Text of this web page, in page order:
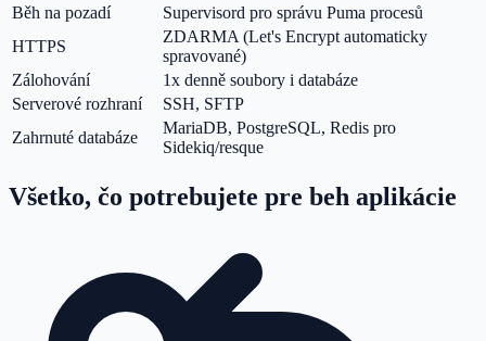
Běh na pozadí
Supervisord pro správu Puma procesů
HTTPS
ZDARMA (Let's Encrypt automaticky
spravované)
Zálohování
1x denně soubory i databáze
Serverové rozhraní
SSH, SFTP
Zahrnuté databáze
MariaDB, PostgreSQL, Redis pro
Sidekiq/resque
Všetko, čo potrebujete pre beh aplikácie